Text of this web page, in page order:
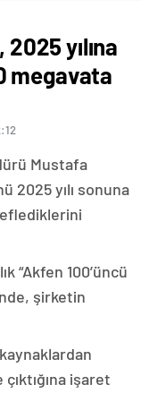
yılına
megavata
Mustafa
2025 yılı sonuna
“Akfen 100’üncü
şirketin
işaret